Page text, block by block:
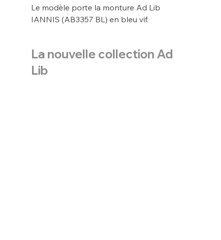
Le modèle porte la monture Ad Lib
IANNIS (AB3357 BL) en bleu vif.
La nouvelle collection Ad
Lib